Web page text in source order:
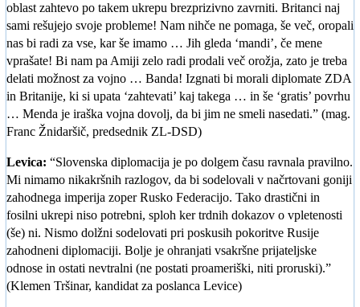
oblast zahtevo po takem ukrepu brezprizivno zavrniti. Britanci naj
sami rešujejo svoje probleme! Nam nihče ne pomaga, še več, oropali
nas bi radi za vse, kar še imamo … Jih gleda ‘mandi’, če mene
vprašate! Bi nam pa Amiji zelo radi prodali več orožja, zato je treba
delati možnost za vojno … Banda! Izgnati bi morali diplomate ZDA
in Britanije, ki si upata ‘zahtevati’ kaj takega … in še ‘gratis’ povrhu
… Menda je iraška vojna dovolj, da bi jim ne smeli nasedati.” (mag.
Franc Žnidaršič, predsednik ZL-DSD)
Levica: “Slovenska diplomacija je po dolgem času ravnala pravilno.
Mi nimamo nikakršnih razlogov, da bi sodelovali v načrtovani goniji
zahodnega imperija zoper Rusko Federacijo. Tako drastični in
fosilni ukrepi niso potrebni, sploh ker trdnih dokazov o vpletenosti
(še) ni. Nismo dolžni sodelovati pri poskusih pokoritve Rusije
zahodneni diplomaciji. Bolje je ohranjati vsakršne prijateljske
odnose in ostati nevtralni (ne postati proameriški, niti proruski).”
(Klemen Tršinar, kandidat za poslanca Levice)